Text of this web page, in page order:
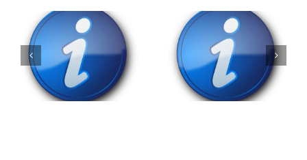
Rozhodnutí o přijetí
do ZŠ na školní rok
2026/2027
Obědy do škol